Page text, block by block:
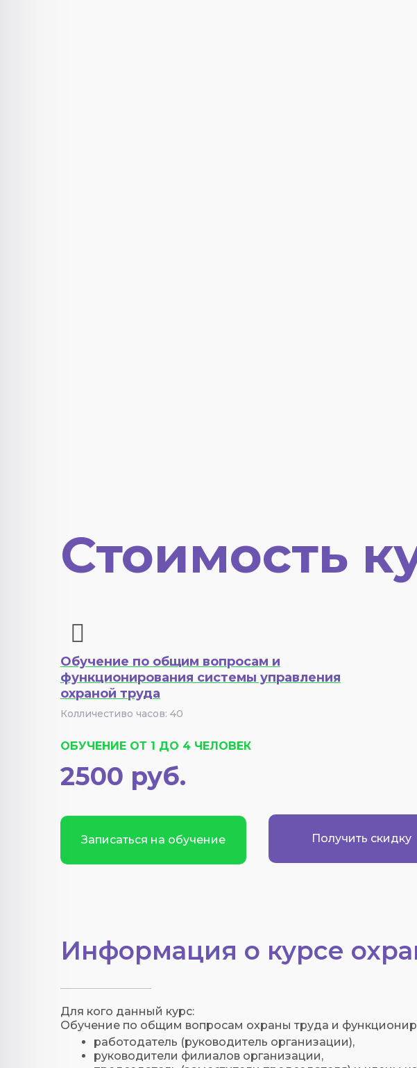
Стоимость
Обучение по общим вопросам и
функционирования системы управления
охраной труда
Колличестиво часов: 40
Записаться на обучение
ОБУЧЕНИЕ ОТ 1 ДО 4 ЧЕЛОВЕК
2500 руб.
Получить скидку
Информация о курсе
Для кого данный курс:
Обучение по общим вопросам охраны труда и
работодатель (руководитель организации),
руководители филиалов организации,